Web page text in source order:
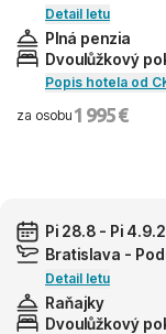
Detail letu
Plná penzia
Dvoulůžkový
Popis hotela od
za osobu 1 995 €
Pi 28.8 - Pi
Bratislava -
Detail letu
Raňajky
Dvoulůžkový